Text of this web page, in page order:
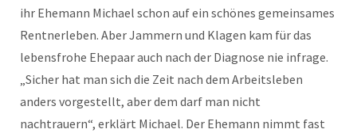
ihr Ehemann Michael schon auf ein schönes gemeinsames
Rentnerleben. Aber Jammern und Klagen kam für das
lebensfrohe Ehepaar auch nach der Diagnose nie infrage.
„Sicher hat man sich die Zeit nach dem Arbeitsleben
anders vorgestellt, aber dem darf man nicht
nachtrauern“, erklärt Michael. Der Ehemann nimmt fast